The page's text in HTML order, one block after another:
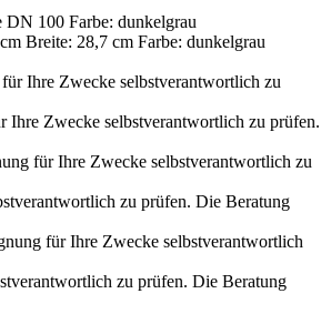
100 Farbe: dunkelgrau
Breite: 28,7 cm Farbe: dunkelgrau
Ihre Zwecke selbstverantwortlich zu
Ihre Zwecke selbstverantwortlich zu prüfen.
für Ihre Zwecke selbstverantwortlich zu
zu prüfen. Die Beratung
für Ihre Zwecke selbstverantwortlich
zu prüfen. Die Beratung